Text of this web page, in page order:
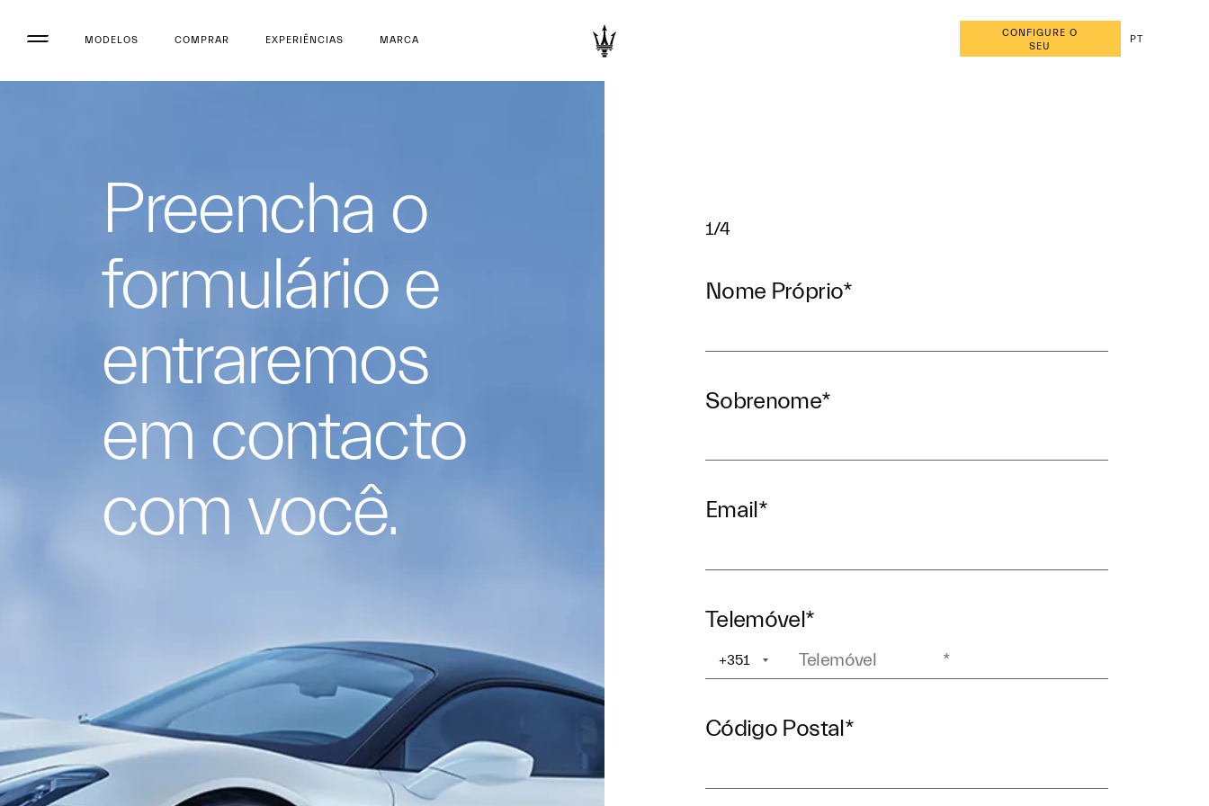
MODELOS COMPRAR EXPERIÊNCIAS MARCA
CONFIGURE O
SEU
PT
Preencha o
formulário e
entraremos
em contacto
com você.
1/4
Nome Próprio*
Sobrenome*
Email*
Telemóvel*
+351
Código Postal*